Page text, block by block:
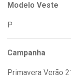
Modelo Veste
P
Campanha
Primavera Verão